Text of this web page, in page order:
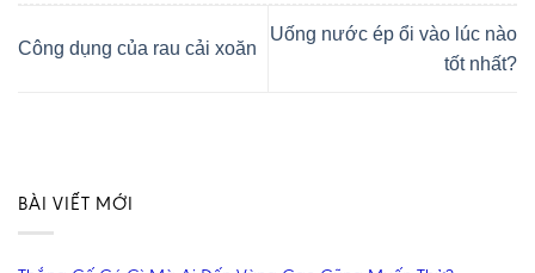
Công dụng của rau cải xoăn
Uống nước ép ổi vào lúc nào
tốt nhất?
BÀI VIẾT MỚI